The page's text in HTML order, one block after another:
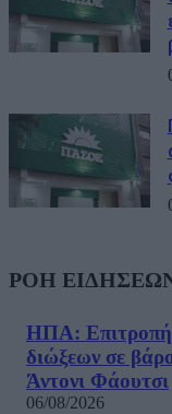
ΡΟΗ
ΗΠΑ: Επιτροπή
διώξεων σε
Άντονι Φάουτσι
06/08/2026